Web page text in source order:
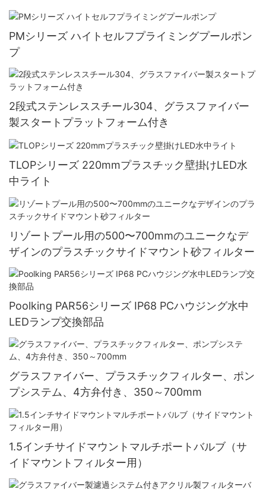
PMシリーズ ハイトセルフプライミングプールポン
プ
2段式ステンレススチール304、グラスファイバー
製スタートプラットフォーム付き
TLOPシリーズ 220mmプラスチック壁掛けLED水
中ライト
リゾートプール用の500〜700mmのユニークなデ
ザインのプラスチックサイドマウント砂フィルター
Poolking PAR56シリーズ IP68 PCハウジング水中
LEDランプ交換部品
グラスファイバー、プラスチックフィルター、ポン
プシステム、4方弁付き、350～700mm
1.5インチサイドマウントマルチポートバルブ（サ
イドマウントフィルター用）